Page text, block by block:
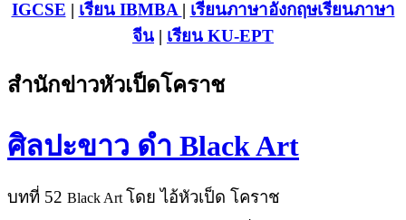
IGCSE | เรียน IBMBA | เรียนภาษาอังกฤษเรียนภาษา
จีน | เรียน KU-EPT
สำนักข่าวหัวเป็ดโคราช
ศิลปะขาว ดำ Black Art
บทที่ 52 Black Art โดย ไอ้หัวเป็ด โคราช